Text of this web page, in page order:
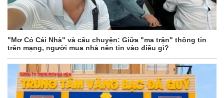
"Mơ Có Cái Nhà" và câu chuyện: Giữa "ma trận" thông tin
trên mạng, người mua nhà nên tin vào điều gì?